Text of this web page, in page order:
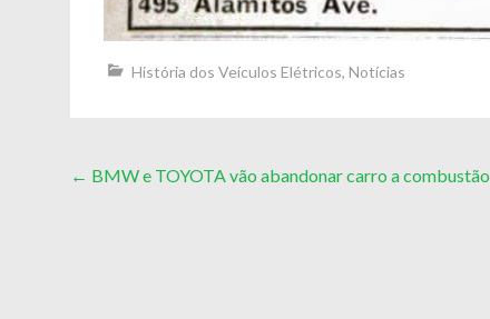
História dos Veículos Elétricos, Notícias
Post
← BMW e TOYOTA vão abandonar carro a combustão